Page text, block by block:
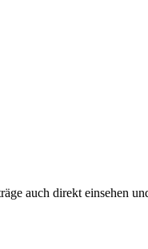
auch direkt einsehen